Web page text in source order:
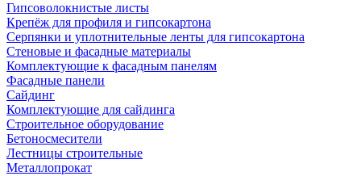
Гипсоволокнистые листы
Крепёж для профиля и гипсокартона
Серпянки и уплотнительные ленты для гипсокартона
Стеновые и фасадные материалы
Комплектующие к фасадным панелям
Фасадные панели
Сайдинг
Комплектующие для сайдинга
Строительное оборудование
Бетоносмесители
Лестницы строительные
Металлопрокат